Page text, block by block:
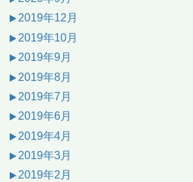
2019年12月
2019年10月
2019年9月
2019年8月
2019年7月
2019年6月
2019年4月
2019年3月
2019年2月